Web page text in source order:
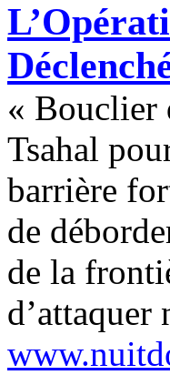
« Bouclier
Tsahal
barrière
de
de la
d’attaquer